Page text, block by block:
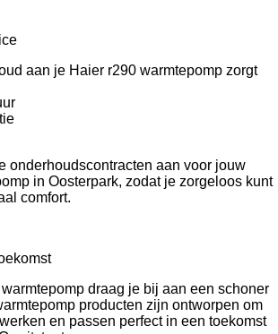
aan je Haier r290 warmtepomp zorgt
onderhoudscontracten aan voor jouw
in Oosterpark, zodat je zorgeloos kunt
comfort.
draag je bij aan een schoner
producten zijn ontworpen om
en passen perfect in een toekomst